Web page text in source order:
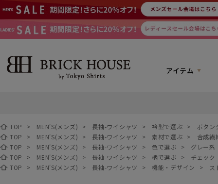
アイテム
TOP > MEN'S(メンズ) > 長袖-ワイシャツ > 衿型で選ぶ >
ボタン
TOP
> MEN'S(メンズ) > 長袖-ワイシャツ > 素材で選ぶ >
合成繊
TOP
> MEN'S(メンズ) > 長袖-ワイシャツ > 色で選ぶ >
グレー系
TOP
> MEN'S(メンズ) > 長袖-ワイシャツ > 柄で選ぶ >
チェック
TOP
> MEN'S(メンズ) > 長袖-ワイシャツ > 機能・デザイン > ス